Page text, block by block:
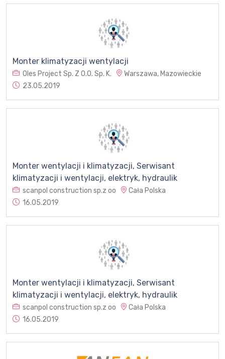
Monter klimatyzacji wentylacji
Oles Project Sp. Z O.O. Sp. K.
Warszawa, Mazowieckie
23.05.2019
Monter wentylacji i klimatyzacji, Serwisant
klimatyzacji i wentylacji, elektryk, hydraulik
scanpol construction sp.z oo
Cała Polska
16.05.2019
Monter wentylacji i klimatyzacji, Serwisant
klimatyzacji i wentylacji, elektryk, hydraulik
scanpol construction sp.z oo
Cała Polska
16.05.2019